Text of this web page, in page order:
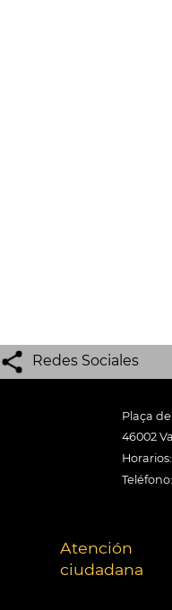
Redes Sociales
Plaça
46002
Atención
ciudadana